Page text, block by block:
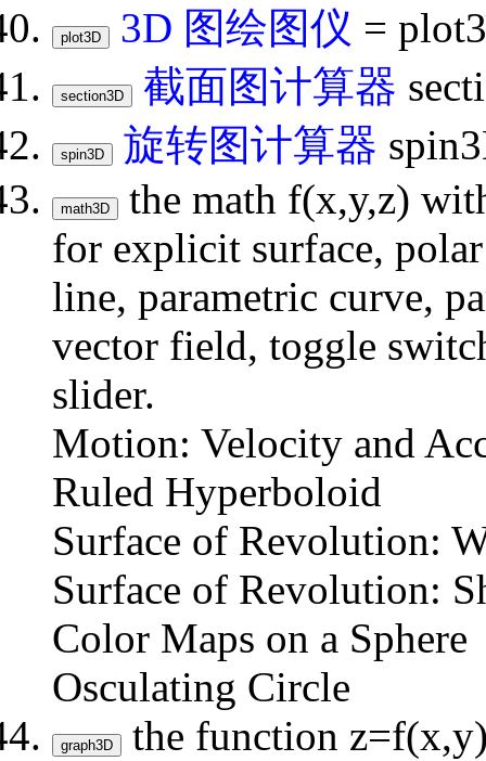
3D 图绘图仪 =
截面图计算器
旋转图计算器
the math f(x,y,z)
for explicit surface,
line, parametric curve,
vector field, toggle
slider.
Motion: Velocity and
Ruled Hyperboloid
Surface of Revolution:
Surface of Revolution:
Color Maps on a Sphere
Osculating Circle
the function